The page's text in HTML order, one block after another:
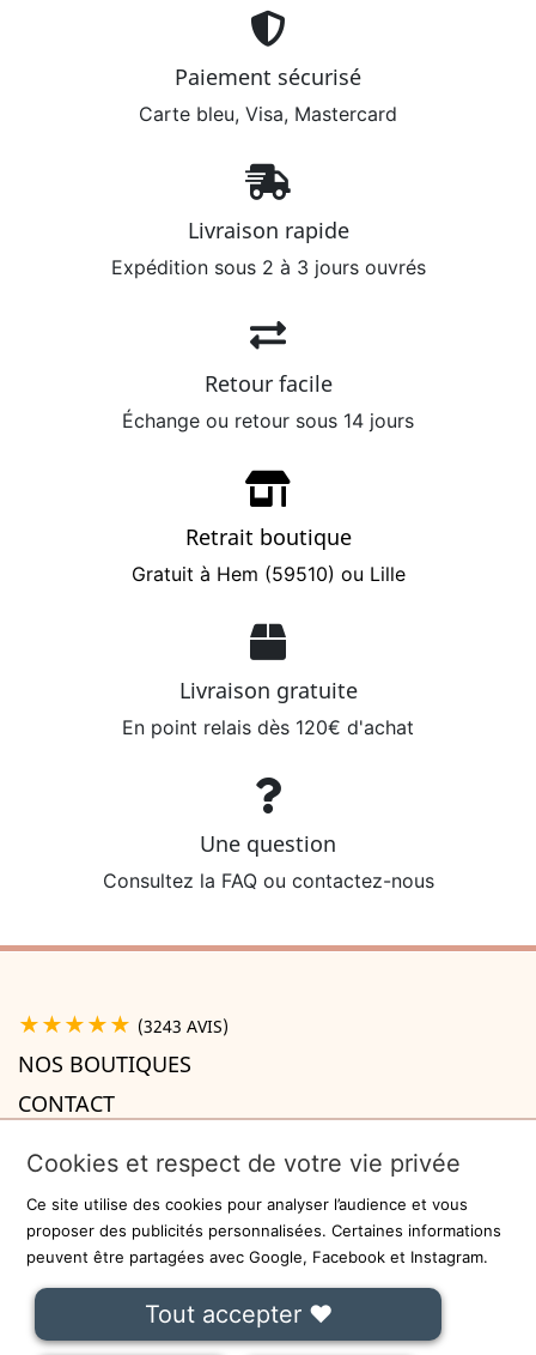
Paiement sécurisé
Carte bleu, Visa, Mastercard
Livraison rapide
Expédition sous 2 à 3 jours ouvrés
Retour facile
Échange ou retour sous 14 jours
Retrait boutique
Gratuit à Hem (59510) ou Lille
Livraison gratuite
En point relais dès 120€ d'achat
Une question
Consultez la FAQ ou contactez-nous
★★★★★ (3243 AVIS)
NOS BOUTIQUES
CONTACT
INFORMATIONS
Recevez la newsletter
On ne communiquera jamais votre adresse e-mail à des tiers.
Cookies et respect de votre vie privée
Ce site utilise des cookies pour analyser l’audience et vous
proposer des publicités personnalisées. Certaines informations
peuvent être partagées avec Google, Facebook et Instagram.
Tout accepter ❤